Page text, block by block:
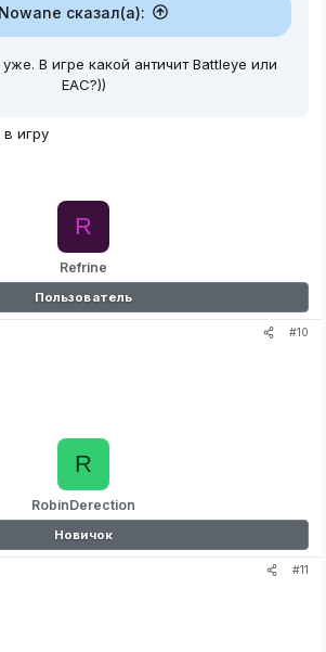
Nowane сказал(а):
В игре какой античит Battleye или
EAC?))
игру
Refrine
R
Пользователь
#10
RobinDerection
R
Новичок
#11